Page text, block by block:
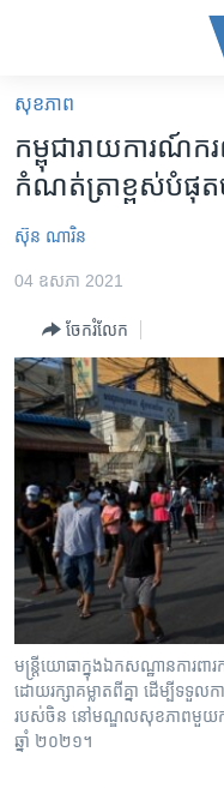
គេហទំព័រ​
ទាក់ទង
រំលង​
និង​
ចូល​
ទំព័រ​
ម្តង
រំលង​
និង​
ចូល​
ទំព័រ​
រចនា
សម្ព័ន្ធ​
រំលង​
និង​
ទៅ​
កាន់​
ទំព័រ​
អន្តរជាតិ
កម្ពុជាច្នៃប្រតិដ្ឋ
ព្រឹត្តិការណ៍ព័ត៌មាន
ទូរទស្សន៍ / វីដេអូ​
វិទ្យុ / ផតខាសថ៍
កម្មវិធីទាំងអស់
Khmer English
បណ្តាញ​សង្គម
សុខភាព
កម្ពុជា​រាយ​ការណ៍​
កំណត់​ត្រា​ខ្ពស់​បំផុត​
ស៊ុន ណារិន
04 ឧសភា 2021
ចែករំលែក
មន្ត្រីយោធាក្នុងឯកសណ្ឋានការពា
ដោយរក្សាគម្លាតពីគ្នា ដើម្បីទទួល
របស់ចិន នៅមណ្ឌលសុខភាពមួយកន្ល
ឆ្នាំ ២០២១។